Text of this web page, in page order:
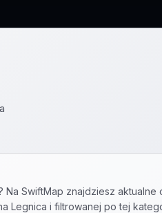
Na SwiftMap znajdziesz aktualne
Legnica i filtrowanej po tej